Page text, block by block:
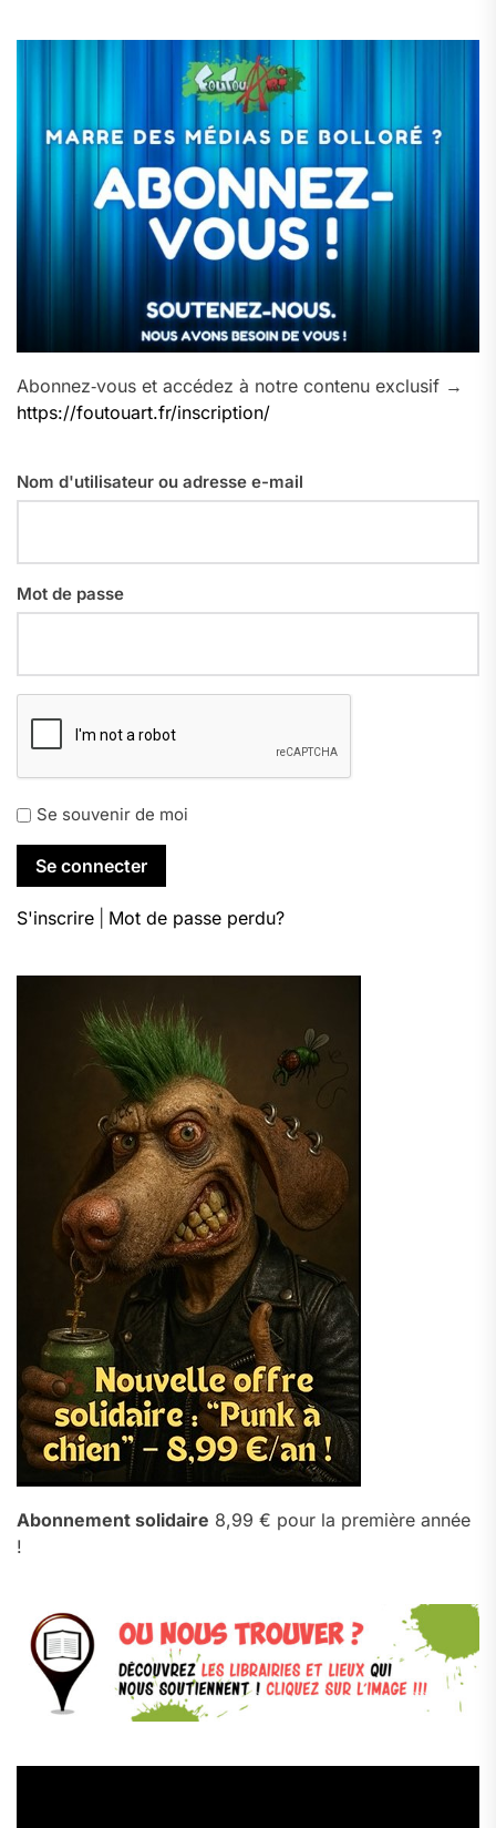
Abonnez‑vous et accédez à notre contenu exclusif →
https://foutouart.fr/inscription/
Nom d'utilisateur ou adresse e-mail
Mot de passe
Se souvenir de moi
S'inscrire Mot de passe perdu?
Abonnement solidaire 8,99 € pour la première année
!